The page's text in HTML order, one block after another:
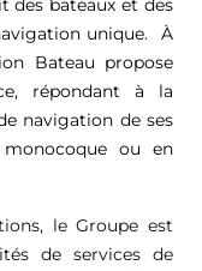
des bateaux et des
unique. À
Bateau propose
répondant à la
navigation de ses
ou en
le Groupe est
de services de